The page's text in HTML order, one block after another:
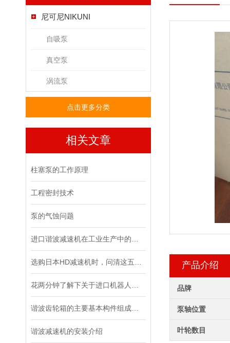
尼可尼NIKUNI
自吸泵
真空泵
涡流泵
点击更多分类
相关文章
柱塞泵的工作原理
工程密封技术
泵的气蚀问题
谐波减速机的安装介绍
产品介绍
品牌
泵轴位置
叶轮数目